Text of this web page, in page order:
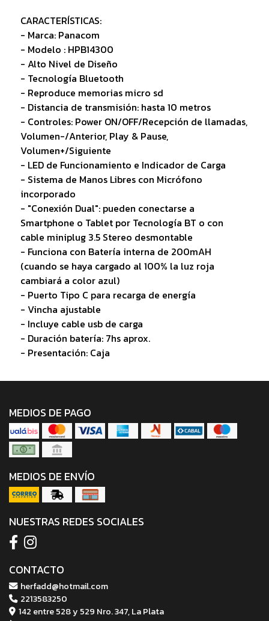
CARACTERÍSTICAS:
- Marca: Panacom
- Modelo : HPB14300
- Alto Nivel de Diseño
- Tecnología Bluetooth
- Reproduce memorias micro sd
- Distancia de transmisión: hasta 10 metros
- Controles: Power ON/OFF/Recepción de llamadas,
Volumen-/Anterior, Play & Pause,
Volumen+/Siguiente
- LED de Funcionamiento e Indicador de Carga
- Sistema de Manos Libres con Micrófono
incorporado
- "Conexión Dual": pueden conectarse a
Smartphone o Tablet por Tecnología BT o con
cable miniplug 3.5 Stereo desmontable
- Funciona con Batería interna de 200mAH
(cuando se haya cargado al 100% la luz roja
cambiará a color azul)
- Puerto Tipo C para recarga de energía
- Vincha ajustable
- Incluye cable usb de carga
- Duración batería: 7hs aprox.
- Presentación: Caja
MEDIOS DE PAGO
MEDIOS DE ENVÍO
NUESTRAS REDES SOCIALES
CONTACTO
herfadd@hotmail.com
2213583250
142 entre 528 y 529 Nro. 347, La Plata